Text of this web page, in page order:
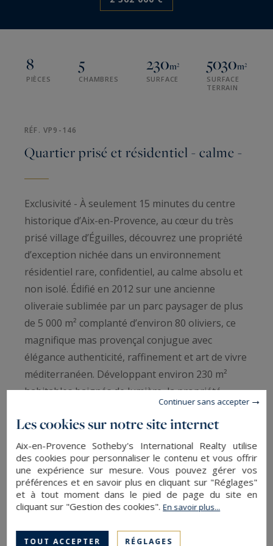
8
PIÈCES
5
CHAMBRES
230m²
SURFACE
5030m²
SURFACE
TERRAIN
RÉF. VP9-146
Quartier prisé et résidentiel - calme -
Exclusivité - À seulement 15 minutes du centre
historique d’Aix-en-Provence, au cœur du très
prisé village d’Éguilles, découvrez une propriété
d’exception nichée dans un environnement
résidentiel rare, confidentiel, au calme absolu et
non isolé. Édifié en 2012 sur une ancienne
oliveraie sublimée par un parc paysager de plus
de 5 000 m² complanté d’environ 80 oliviers, ce
magnifique mas provençal conjugue avec
élégance authenticité, raffinement et art de vivre
méditerranéen. Développant environ 230 m²
habitables baignés de lumière, la propriété
séduit immédiatement par la générosité de ses
volumes. Le rez-de-chaussée s’ouvre sur une
vaste entrée desservant une superbe cuisine
contemporaine entièrement équipée, semi-
ouverte sur un grand espace de réception
composé d’une salle à manger et d’un salon aux
larges ouvertures sur le jardin. Un bureau, un
grand cellier-buanderie ainsi qu’une élégante
LIRE LA SUITE
SAUVEGARDER
Les cookies sur notre site internet
Aix-en-Provence Sotheby's International Realty utilise
des cookies pour personnaliser le contenu et vous offrir
une expérience sur mesure. Vous pouvez gérer vos
préférences et en savoir plus en cliquant sur "Réglages"
et à tout moment dans le pied de page du site en
cliquant sur "Gestion des cookies".En savoir plus...
TOUT ACCEPTER RÉGLAGES
Continuer sans accepter